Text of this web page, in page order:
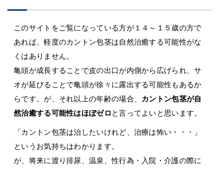
このサイトをご覧になっている方が１４～１５歳の方で
あれば、軽度のカントン包茎は自然治癒する可能性がな
くはありません。
亀頭が成長することで皮の出口が内側から広げられ、サ
オが延びることで亀頭が徐々に露出する可能性もあるか
らです。が、それ以上の年齢の場合、
カントン包茎が自
然治癒する可能性はほぼゼロ と言ってよいと思います。
「カントン包茎は治したいけれど、治療は怖い・・・」
というお気持ちはわかります。
が、将来に渡り排尿、温泉、性行為・入院・介護の際に